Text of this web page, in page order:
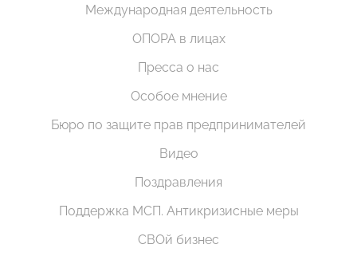
Международная деятельность
ОПОРА в лицах
Пресса о нас
Особое мнение
Бюро по защите прав предпринимателей
Видео
Поздравления
Поддержка МСП. Антикризисные меры
СВОй бизнес